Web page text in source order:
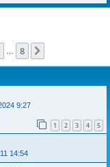
8
9:27
1 2 3 4 5
14:54